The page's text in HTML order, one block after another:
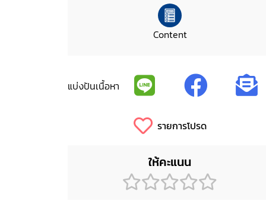
Content
แบ่งปันเนื้อหา
รายการโปรด
ให้คะแนน